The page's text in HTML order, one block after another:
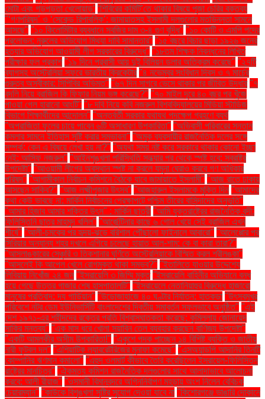
মোটা এবং গড়পড়তা খেলোয়াড়’ ‘শিবিরের কমিটি’তে থাকার বিষয়ে পূজা চেরির বক্তব্য
"‘গণপরিষদ’ ও ‘সেকেন্ড রিপাবলিক’: জামায়াতসহ ইসলামী দলগুলোর মতভিন্নতা সামনে
আসছে" "১০ কিলোমিটার ব্যবধানে সবজির দাম ৩-৪ গুণ বৃদ্ধি" "১০ কোটি ও এমপি পদের
প্রলোভন: নুরুলের অভিযোগ মিথ্যা দাবি সামান্তার" "১৫ বছরে বিচার ছাড়া ১৯২৬ জনের
হত্যার অভিযোগ আওয়ামী লীগ সরকারের বিরুদ্ধে" "১৮তম শিক্ষক নিবন্ধনের লিখিত
পরীক্ষার ফল প্রকাশ "১৯ দিনে প্রবাসী আয় দুই বিলিয়ন ডলার অতিক্রম করেছে" "২৭টি
ব্যাগসহ অস্ট্রেলিয়া সফরে ভারতীয় ক্রিকেটার "৪ নভেম্বর সংবিধান দিবস ও ৭ মার্চের
গুরুত্ব অস্বীকার: সিপিবির অভিমত" "৬৭ দিন সাগরে ভেসে থাকার পর জীবিত উদ্ধার "৭
বদলি নিয়ে ব্রাজিল কি ফিফার নিয়ম ভঙ্গ করেছে?" "৭০ মাইল দূরে ৪০ বছর পর খুঁজে
পাওয়া গেল হারানো আংটি" "৮ দবি নিয়ে কবি নজরুল বিশ্ববিদ্যালয়ের মিডিয়া স্টাডিজ
বিভাগে শিক্ষার্থীদের আন্দোলন" "অন্তর্বর্তী সরকার যথাযথ পদক্ষেপ গ্রহণে ব্যর্থ
"অপরাজিতা ফুলের চায়ে পাবেন ৬টি অসাধারণ উপকারিতা" "অভিবাসী পরিবারের সন্তান
কমলার সামনে ইতিহাস সৃষ্টি করার সম্ভাবনা" "অমুক ব্যবসায়ীর রাজনৈতিক দলের সঙ্গে
সম্পর্ক: কেন এ বিষয়ে লেখা হয় না?" "অযথা সময় নষ্ট করে সরকারে থাকার কোনো ইচ্ছা
নেই: আসিফ নজরুল" "আইনশৃঙ্খলা পরিস্থিতি সন্ধ্যার পর থেকে স্পষ্ট হবে: স্বরাষ্ট্র
উপদেষ্টা" "আওয়ামী লীগের অবস্থান স্পষ্ট না করলে যমুনা ঘেরাও করবে গণ অধিকার
পরিষদ" "আগামীকাল নির্বাচন কমিশনে বৈঠকে যাবে জামায়াতে ইসলামী" "আজ রাতে ঢাকায়
আসছেন সাকিব?" "আজ লক্ষ্মীপূজার উৎসব" "আজহারুল ইসলামকে মুক্তি দিন "আমাদের
কথা কেউ ভাবছে না: মার্কিন নির্বাচনের প্রেক্ষাপটে পশ্চিম তীরের বাসিন্দাদের অনুভূতি"
"আমার হিজাব আমার শক্তির উৎস" : মার্কিন ছাত্রী "আমি যুক্তরাষ্ট্রের রাজনৈতিক বন্দী:
ফিলিস্তিনি ছাত্র মাহমুদ খলিল" "আর্জেন্টিনার কাছে ৬ গোল খেয়ে সেই ব্রাজিল এখন
শীর্ষে" "আলী-চমকের পর হৃদয়-ঝড়ে বরিশাল পৌঁছালো ফাইনালে আবারো" "আলেপ্পোর পর
সিরিয়ার অন্যান্য শহর দখলে এগিয়ে চলেছে হায়াত আল-শাম: কে বা কারা তারা?"
"আসলাঙ্কারের সেঞ্চুরি ও তিকশানার ঘূর্ণিতে অস্ট্রেলিয়াকে বিস্মিত করল শ্রীলঙ্কা"
"আসলেই কি আপেল খেলে রোগমুক্ত থাকা সম্ভব?" "ইতালিতে যাওয়ার উদ্দেশ্যে
লিবিয়ায় নিখোঁজ ২৪ জন "ইসরায়েলি ৩ জিম্মি মুক্ত "ইসরায়েলি বাহিনীর অভিযানে বন্ধ
হয়ে গেছে উত্তর গাজার শেষ হাসপাতালটি" "ইসরায়েলে নেতানিয়াহুর বিরুদ্ধে হাজারো
মানুষের প্রতিবাদ: দ্য গার্ডিয়ান" "উড়োজাহাজে ৪০ ঘণ্টার নির্যাতন: হাতকড়া "উৎসবমুখর
পরিবেশে নটর ডেম ইউনিভার্সিটি বাংলাদেশের দ্বিতীয় সমাবর্তন সফলভাবে অনুষ্ঠিত" "এই
দেশ ১৯৭১-এর শহীদদের রক্তের প্রতি বিশ্বাসঘাতকতা করেছে: কুমিল্লায় জোনায়েদ
সাকির মন্তব্য" "এক মাস ধরে খোলা সয়াবিন তেল ব্যবহার করছেন বাণিজ্য উপদেষ্টা"
"একটি আমলকীর অসীম উপকারিতা!" "একুশে পদক পাচ্ছেন ১৪ বিশিষ্ট ব্যক্তি ও জাতীয়
নারী ফুটবল দল" "এশিয়াটিক ল্যাবরেটরিজের মুনাফা কমেছে" "এসঅ্যান্ডপি আদানির তিনটি
কোম্পানির ঋণমান কমালো" "এহুদ ওলমার্ট কীভাবে তৈরি করেছিলেন ইসরায়েল-ফিলিস্তিন
রাষ্ট্রের মানচিত্র" "ঐকমত্য কমিশন রাজনৈতিক দলগুলোর সাথে আলাদাভাবে আলোচনা
করবে: আলী রীয়াজ" "ওসমানী বিমানবন্দরে অগ্নিনির্বাপণ মহড়ায় অংশ নিলেন বেবিচক
চেয়ারম্যান" "কাউকে বিশৃঙ্খলা সৃষ্টির সুযোগ দেওয়া যাবে না "কিশোরগঞ্জে ভাঙারি দোকানে